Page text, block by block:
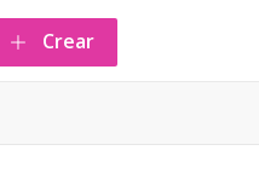
Crear